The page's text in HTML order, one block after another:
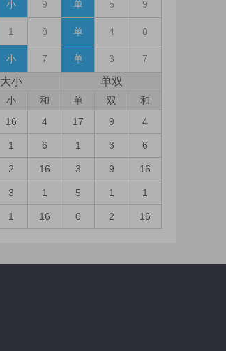
小 9 单 5 9
1 8 单 4 8
小 7 单 3 7
大小 单双
小 和 单 双
和
16 4 17 9 4
1 6 1 3 6
2 16 3 9 16
3 1 5 1 1
1 16 0 2 16